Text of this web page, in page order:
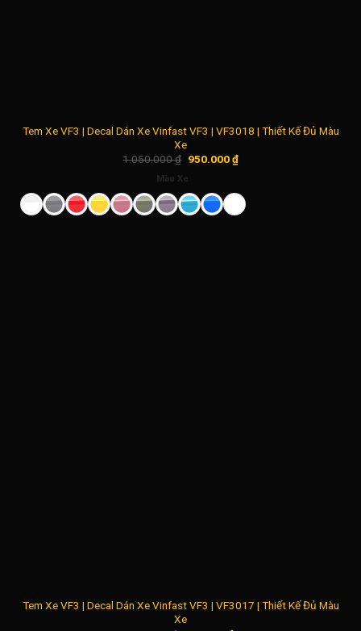
Tem Xe VF3 | Decal Dán Xe Vinfast VF3 | VF3018 | Thiết Kế Đủ Màu
Xe
1.050.000₫ Giá
là:
950.000₫Giá
hiện
950.000 ₫.
Màu Xe
Tem Xe VF3 | Decal Dán Xe Vinfast VF3 | VF3017 | Thiết Kế Đủ Màu
Xe